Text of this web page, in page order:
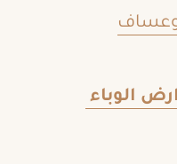
الوباء